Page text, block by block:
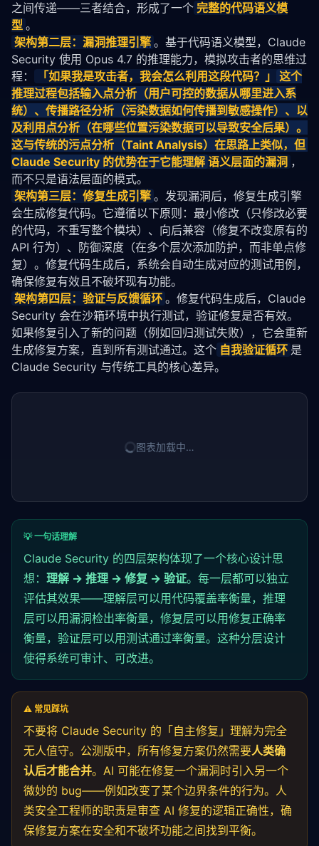
之间传递——三者结合，形成了一个 完整的代码语义模
型 。
架构第二层：漏洞推理引擎 。基于代码语义模型，Claude
Security 使用 Opus 4.7 的推理能力，模拟攻击者的思维过
程：
「如果我是攻击者，我会怎么利用这段代码？」
这个
推理过程包括输入点分析（用户可控的数据从哪里进入系
统）、传播路径分析（污染数据如何传播到敏感操作）、以
及利用点分析（在哪些位置污染数据可以导致安全后果）。
这与传统的污点分析（Taint Analysis）在思路上类似，但
Claude Security 的优势在于它能理解 语义层面的漏洞 ，
而不只是语法层面的模式。
架构第三层：修复生成引擎 。发现漏洞后，修复生成引擎
会生成修复代码。它遵循以下原则：最小修改（只修改必要
的代码，不重写整个模块）、向后兼容（修复不改变原有的
API 行为）、防御深度（在多个层次添加防护，而非单点修
复）。修复代码生成后，系统会自动生成对应的测试用例，
确保修复有效且不破坏现有功能。
架构第四层：验证与反馈循环 。修复代码生成后，Claude
Security 会在沙箱环境中执行测试，验证修复是否有效。
如果修复引入了新的问题（例如回归测试失败），它会重新
生成修复方案，直到所有测试通过。这个 自我验证循环 是
Claude Security 与传统工具的核心差异。
图表加载中…
💡 一句话理解
Claude Security 的四层架构体现了一个核心设计思
想： 理解 → 推理 → 修复 → 验证。每一层都可以独立
评估其效果——理解层可以用代码覆盖率衡量，推理
层可以用漏洞检出率衡量，修复层可以用修复正确率
衡量，验证层可以用测试通过率衡量。这种分层设计
使得系统可审计、可改进。
⚠️ 常见踩坑
不要将 Claude Security 的「自主修复」理解为完全
无人值守。公测版中，所有修复方案仍然需要人类确
认后才能合并。AI 可能在修复一个漏洞时引入另一个
微妙的 bug——例如改变了某个边界条件的行为。人
类安全工程师的职责是审查 AI 修复的逻辑正确性，确
保修复方案在安全和不破坏功能之间找到平衡。